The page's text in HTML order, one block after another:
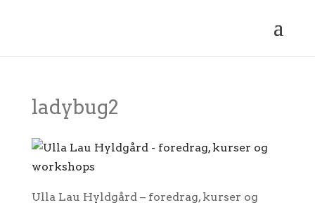
ladybug2
Ulla Lau Hyldgård – foredrag, kurser og